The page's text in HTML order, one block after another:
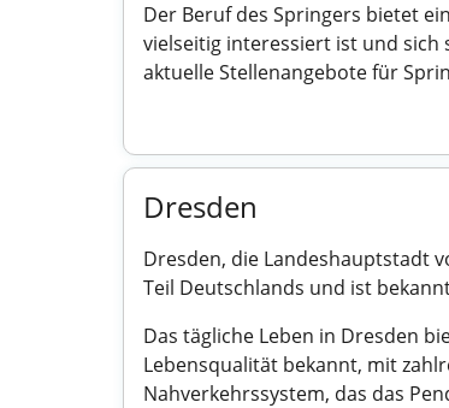
Der Beruf des Springers bietet
vielseitig interessiert ist und sich
aktuelle Stellenangebote für
Dresden
Dresden, die Landeshauptstadt
Teil Deutschlands und ist
Das tägliche Leben in Dresden
Lebensqualität bekannt, mit
Nahverkehrssystem, das das